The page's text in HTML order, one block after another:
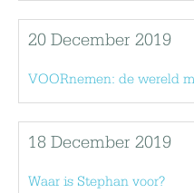
20 December 2019
VOORnemen: de wereld
18 December 2019
Waar is Stephan voor?